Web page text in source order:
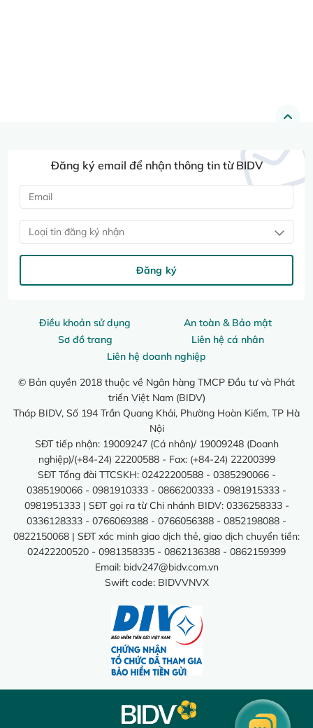
Điều khoản sử dụng
An toàn & Bảo mật
Sơ đồ trang
Liên hệ cá nhân
Liên hệ doanh nghiệp
© Bản quyền 2018 thuộc về Ngân hàng TMCP Đầu tư và Phát
triển Việt Nam (BIDV)
Tháp BIDV, Số 194 Trần Quang Khải, Phường Hoàn Kiếm, TP Hà
Nội
SĐT tiếp nhận: 19009247 (Cá nhân)/ 19009248 (Doanh
nghiệp)/(+84-24) 22200588 - Fax: (+84-24) 22200399
SĐT Tổng đài TTCSKH: 02422200588 - 0385290066 -
0385190066 - 0981910333 - 0866200333 - 0981915333 -
0981951333 | SĐT gọi ra từ Chi nhánh BIDV: 0336258333 -
0336128333 - 0766069388 - 0766056388 - 0852198088 -
0822150068 | SĐT xác minh giao dịch thẻ, giao dịch chuyển tiền:
02422200520 - 0981358335 - 0862136388 - 0862159399
Email: bidv247@bidv.com.vn
Swift code: BIDVVNVX
Đăng ký email để nhận thông tin từ BIDV
Loại tin đăng ký nhận
Đăng ký